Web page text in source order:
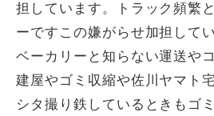
担しています。トラック頻繁
ーですこの嫌がらせ加担して
ベーカリーと知らない運送や
建屋やゴミ収縮や佐川ヤマト
シタ撮り鉄しているときもゴ